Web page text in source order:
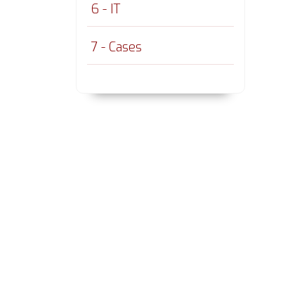
6 - IT
7 - Cases